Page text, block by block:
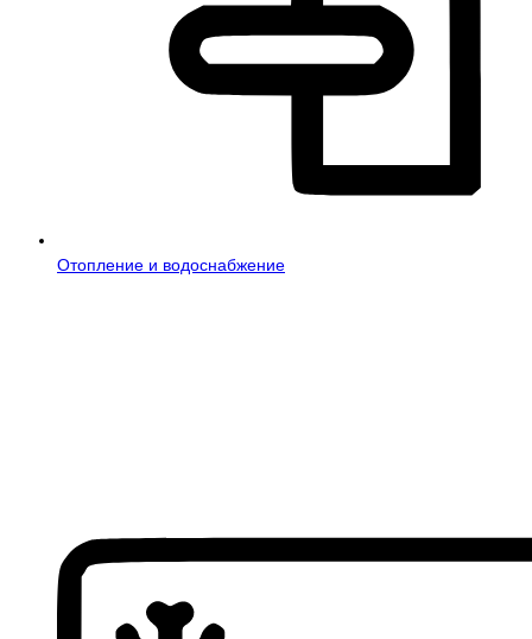
Отопление и водоснабжение